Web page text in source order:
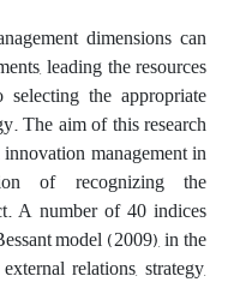
dimensions can
leading the resources
the appropriate
The aim of this research
management in
of recognizing the
A number of 40 indices
model (2009), in the
relations, strategy,